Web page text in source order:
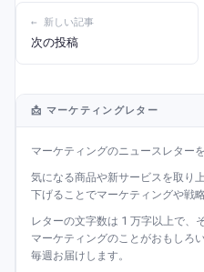
← 新しい記事
次の投稿
📩 マーケティングレター
マーケティングのニュースレター
気になる商品や新サービスを取り
下げることでマーケティングや戦
レターの文字数は 1 万字以上で、
マーケティングのことがおもしろ
毎週お届けします。